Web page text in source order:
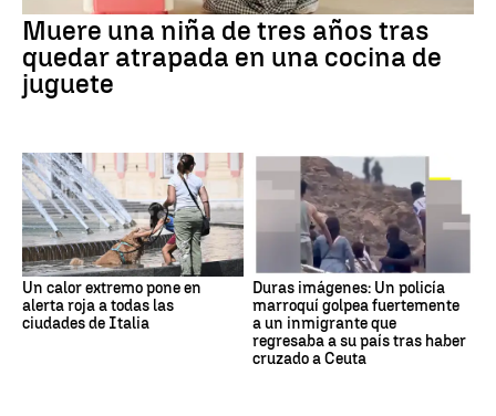
Muere una niña de tres años tras
quedar atrapada en una cocina de
juguete
Un calor extremo pone en
alerta roja a todas las
ciudades de Italia
Duras imágenes: Un policía
marroquí golpea fuertemente
a un inmigrante que
regresaba a su país tras haber
cruzado a Ceuta